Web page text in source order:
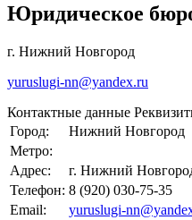
Юридическое
г. Нижний Новгород
yuruslugi-nn@yandex.ru
Контактные данные
Город:
Нижний Новгород
Метро:
Адрес:
г. Нижний
Телефон: 8 (920) 030-75-35
Email:
yuruslugi-